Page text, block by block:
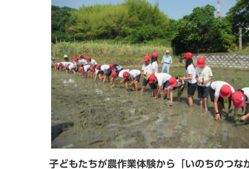
子どもたちが農作業体験から「いのちのつな